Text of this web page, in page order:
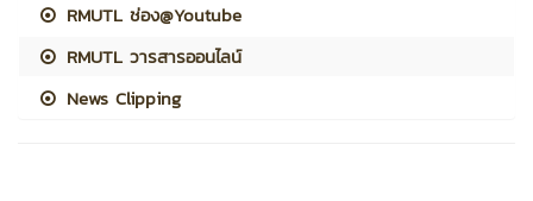
RMUTL ช่อง@Youtube
RMUTL วารสารออนไลน์
News Clipping